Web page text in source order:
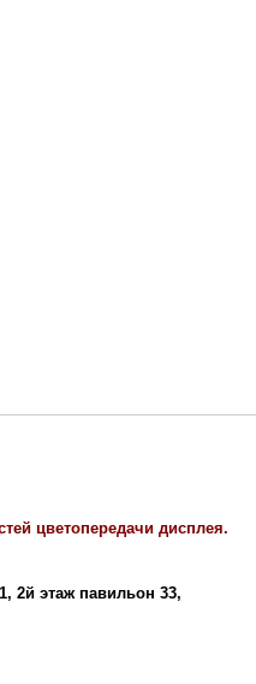
цветопередачи дисплея.
2й этаж павильон 33,